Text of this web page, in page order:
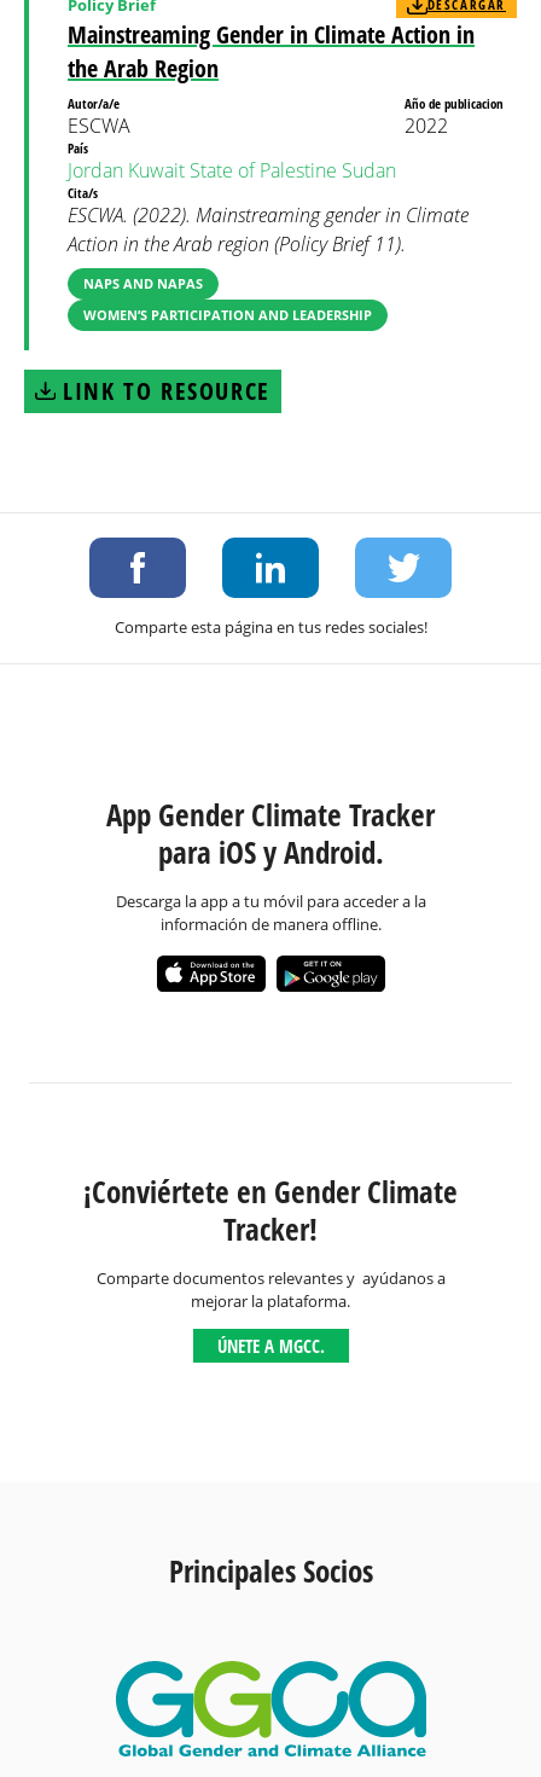
Mainstreaming Gender in Climate Action in
the Arab Region
DESCARGAR
Autor/a/e
ESCWA
Año de publicacion
2022
País
Jordan Kuwait State of Palestine Sudan
Cita/s
ESCWA. (2022). Mainstreaming gender in Climate
Action in the Arab region (Policy Brief 11).
NAPS AND NAPAS
WOMEN’S PARTICIPATION AND LEADERSHIP
LINK TO RESOURCE
Comparte esta página en tus redes sociales!
App Gender Climate Tracker
para iOS y Android.
Descarga la app a tu móvil para acceder a la
información de manera offline.
¡Conviértete en Gender Climate
Tracker!
Comparte documentos relevantes y ayúdanos a
mejorar la plataforma.
ÚNETE A MGCC.
Principales Socios